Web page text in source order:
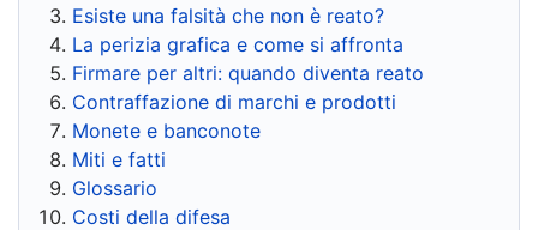
Esiste una falsità che non è reato?
La perizia grafica e come si affronta
Firmare per altri: quando diventa reato
Contraffazione di marchi e prodotti
Monete e banconote
Miti e fatti
Glossario
Costi della difesa